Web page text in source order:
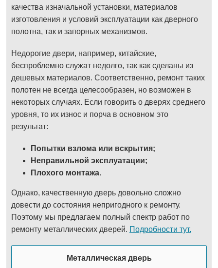
качества изначальной установки, материалов
изготовления и условий эксплуатации как дверного
полотна, так и запорных механизмов.
Недорогие двери, например, китайские,
беспроблемно служат недолго, так как сделаны из
дешевых материалов. Соответственно, ремонт таких
полотен не всегда целесообразен, но возможен в
некоторых случаях. Если говорить о дверях среднего
уровня, то их износ и порча в основном это
результат:
Попытки взлома или вскрытия;
Неправильной эксплуатации;
Плохого монтажа.
Однако, качественную дверь довольно сложно
довести до состояния непригодного к ремонту.
Поэтому мы предлагаем полный спектр работ по
ремонту металлических дверей. Подробности тут.
Металлическая дверь